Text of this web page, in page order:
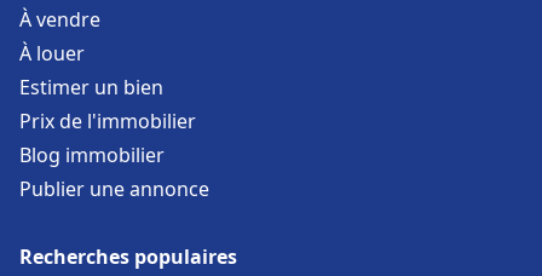
À vendre
À louer
Estimer un bien
Prix de l'immobilier
Blog immobilier
Publier une annonce
Recherches populaires